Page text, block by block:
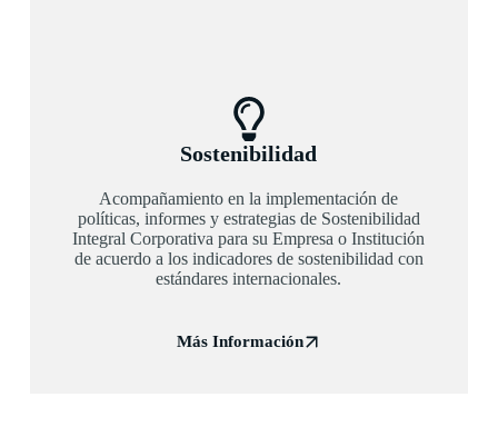
Sostenibilidad
Acompañamiento en la implementación de
políticas, informes y estrategias de Sostenibilidad
Integral Corporativa para su Empresa o Institución
de acuerdo a los indicadores de sostenibilidad con
estándares internacionales.
Más Información